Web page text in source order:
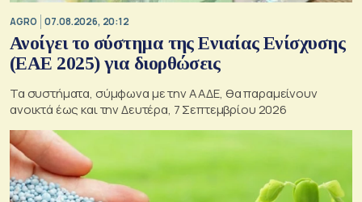
AGRO 07.08.2026, 20:12
Ανοίγει το σύστημα της Ενιαίας Ενίσχυσης
(ΕΑΕ 2025) για διορθώσεις
Τα συστήματα, σύμφωνα με την ΑΑΔΕ, θα παραμείνουν
ανοικτά έως και την Δευτέρα, 7 Σεπτεμβρίου 2026